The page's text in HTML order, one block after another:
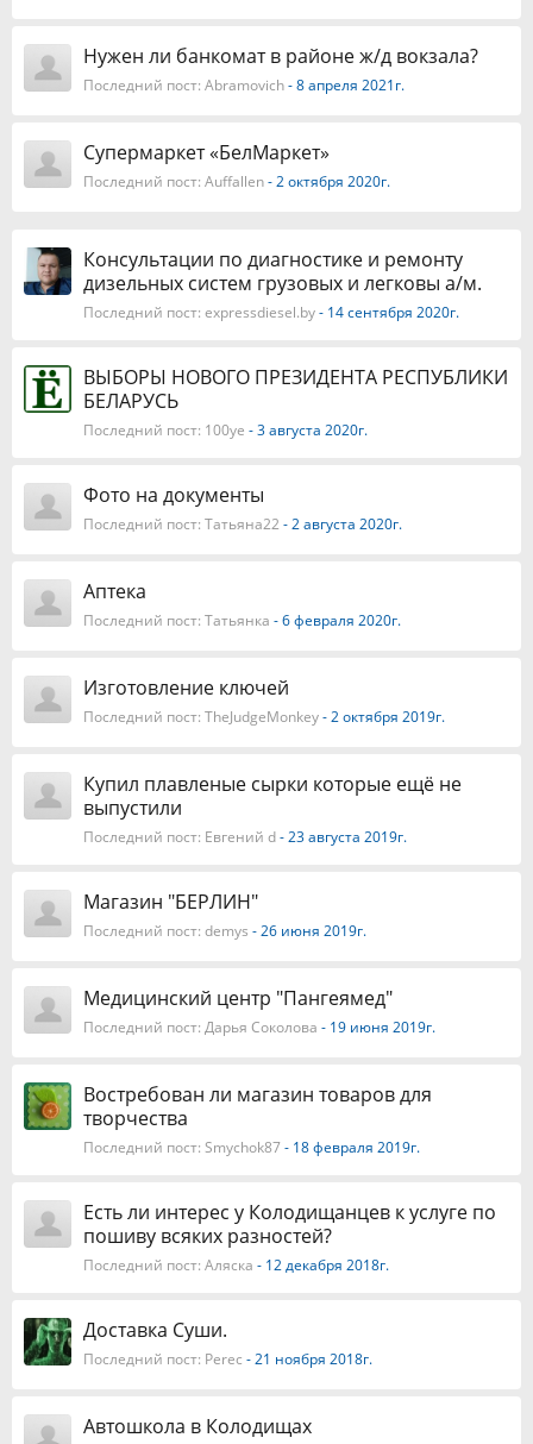
Нужен ли банкомат в районе ж/д вокзала?
Последний пост: Abramovich- 8 апреля 2021г.
Супермаркет «БелМаркет»
Последний пост: Auffallen- 2 октября 2020г.
Консультации по диагностике и ремонту
дизельных систем грузовых и легковы а/м.
Последний пост: expressdiesel.by- 14 сентября 2020г.
ВЫБОРЫ НОВОГО ПРЕЗИДЕНТА РЕСПУБЛИКИ
БЕЛАРУСЬ
Последний пост: 100ye - 3 августа 2020г.
Фото на документы
Последний пост: Татьяна22 - 2 августа 2020г.
Аптека
Последний пост: Татьянка - 6 февраля 2020г.
Изготовление ключей
Последний пост: TheJudgeMonkey- 2 октября 2019г.
Купил плавленые сырки которые ещё не
выпустили
Последний пост: Евгений d- 23 августа 2019г.
Магазин "БЕРЛИН"
Последний пост: demys - 26 июня 2019г.
Медицинский центр "Пангеямед"
Последний пост: Дарья Соколова - 19 июня 2019г.
Востребован ли магазин товаров для
творчества
Последний пост: Smychok87- 18 февраля 2019г.
Есть ли интерес у Колодищанцев к услуге по
пошиву всяких разностей?
Последний пост: Аляска - 12 декабря 2018г.
Доставка Суши.
Последний пост: Perec - 21 ноября 2018г.
Автошкола в Колодищах